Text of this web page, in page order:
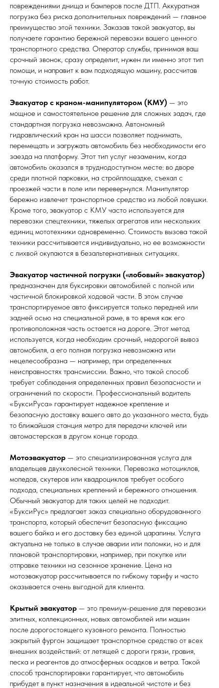
повреждениями днища и бамперов после ДТП. Аккуратная
погрузка без риска дополнительных повреждений — главное
преимущество этой техники. Заказав такой эвакуатор, вы
получаете гарантию бережной перевозки вашего ценного
транспортного средства. Оператор службы, принимая ваш
срочный звонок, сразу определит, нужен ли именно этот тип
помощи, и направит к вам подходящую машину, рассчитав
точную стоимость работ.
Эвакуатор с краном-манипулятором (КМУ) — это
мощное и самостоятельное решение для сложных задач, где
стандартная погрузка невозможна. Автономный
гидравлический кран на шасси позволяет поднимать,
перемещать и загружать автомобиль без необходимости его
заезда на платформу. Этот тип услуг незаменим, когда
автомобиль оказался в труднодоступном месте: во дворе
среди плотной парковки, на стройплощадке, съехал с
проезжей части в поле или перевернулся. Манипулятор
бережно извлечет транспортное средство из любой ловушки.
Кроме того, эвакуатор с КМУ часто используется для
перевозки спецтехники, тяжелых агрегатов или нескольких
единиц мототехники одновременно. Стоимость вызова такой
техники рассчитывается индивидуально, но ее возможности
с лихвой окупаются в безальтернативных ситуациях.
Эвакуатор частичной погрузки («лобовый» эвакуатор)
предназначен для буксировки автомобилей с полной или
частичной блокировкой ходовой части. В этом случае
транспортируемое авто фиксируется только передней или
задней осью на специальной раме, в то время как его
противоположная часть остается на дороге. Этот метод
используется, когда необходим срочный, недорогой вывоз
автомобиля, а его полная погрузка невозможна или
нецелесообразна — например, при определенных
неисправностях трансмиссии. Важно, что такой способ
требует соблюдения определенных правил безопасности и
ограничений по скорости. Профессиональный водитель
«БуксиРуса» гарантирует надежное крепление и
безопасную доставку вашего авто до указанного места, будь
то ближайшая станция метро для передачи ключей или
автомастерская в другом конце города.
Мотоэвакуатор — это специализированная услуга для
владельцев двухколесной техники. Перевозка мотоциклов,
мопедов, скутеров или квадроциклов требует особого
подхода, специальных креплений и бережного отношения.
Обычный эвакуатор для таких целей не подходит.
«БуксиРус» предлагает заказ специально оборудованного
транспорта, который обеспечит безопасную фиксацию
вашего байка и его доставку без единой царапины. Услуга
актуальна не только в случае аварии или поломки, но и для
плановой транспортировки, например, при покупке или
отправке техники на сезонное хранение. Цена на
мотоэвакуатор рассчитывается по гибкому тарифу и часто
оказывается очень выгодной для клиента.
Крытый эвакуатор — это премиум-решение для перевозки
элитных, коллекционных, новых автомобилей или машин
после дорогостоящего кузовного ремонта. Полностью
закрытый фургон защищает транспортное средство от всех
внешних воздействий: от летящей с дороги грязи, гравия,
песка и реагентов до атмосферных осадков и ветра. Такой
способ транспортировки гарантирует, что автомобиль
прибудет в пункт назначения в идеальной чистоте и без